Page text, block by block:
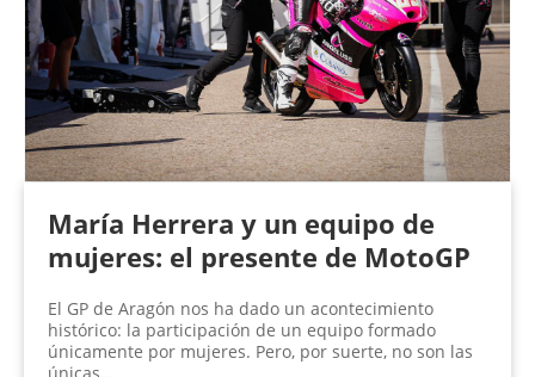
María Herrera y un equipo de
mujeres: el presente de MotoGP
El GP de Aragón nos ha dado un acontecimiento
histórico: la participación de un equipo formado
únicamente por mujeres. Pero, por suerte, no son las
únicas…